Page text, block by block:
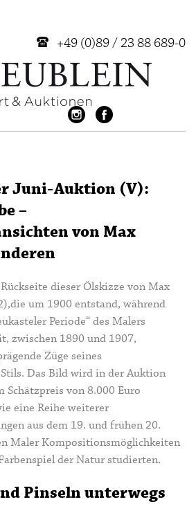
+49 (0)89 / 23 88 689-0
Juni-Auktion (V):
–
von Max
dieser Ölskizze vonMax
um 1900 entstand, während
Periode“ des Malers
zwischen 1890 und 1907,
Züge seines
Das Bild wird in der Auktion
Schätzpreis von 8.000 Euro
eine Reihe weiterer
aus dem 19. und frühen 20.
Maler Kompositionsmöglichkeiten
der Natur studierten.
Pinseln unterwegs